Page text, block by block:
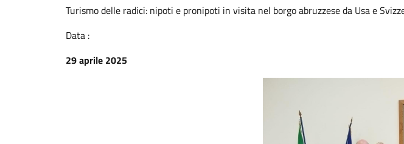
Turismo delle radici: nipoti e pronipoti in visita nel borgo abruzzese da Usa e
Data :
29 aprile 2025